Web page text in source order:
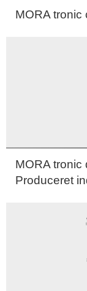
MORA tronic
MORA tronic
Produceret